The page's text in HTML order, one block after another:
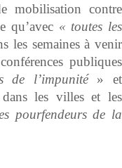
mobilisation contre
qu’avec « toutes les
les semaines à venir
publiques
de l’impunité» et
dans les villes et les
pourfendeurs de la